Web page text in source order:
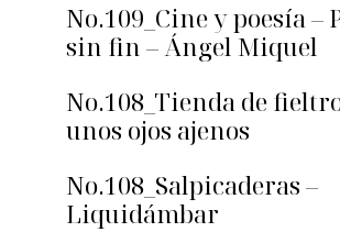
No.109_Cine y poesía –
sin fin – Ángel Miquel
No.108_Tienda de
unos ojos ajenos
No.108_Salpicaderas –
Liquidámbar